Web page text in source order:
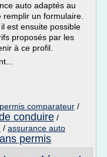
auto adaptés au
un formulaire.
est ensuite possible
proposés par les
à ce profil.
comparateur /
conduire /
/ assurance auto
permis